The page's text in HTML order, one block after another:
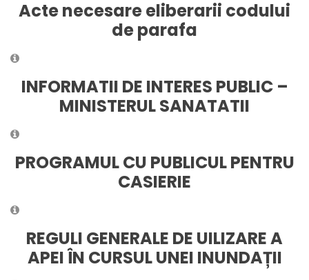
Acte necesare eliberarii codului
de parafa
INFORMATII DE INTERES PUBLIC –
MINISTERUL SANATATII
PROGRAMUL CU PUBLICUL PENTRU
CASIERIE
REGULI GENERALE DE UILIZARE A
APEI ÎN CURSUL UNEI INUNDAȚII